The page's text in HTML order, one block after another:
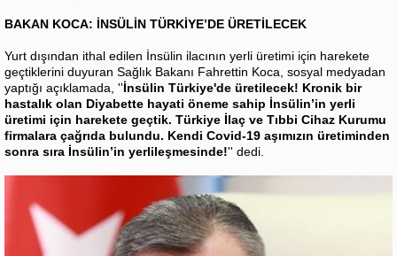
BAKAN KOCA: İNSÜLİN TÜRKİYE’DE ÜRETİLECEK
Yurt dışından ithal edilen İnsülin ilacının yerli üretimi için harekete
geçtiklerini duyuran Sağlık Bakanı Fahrettin Koca, sosyal medyadan
yaptığı açıklamada, ''İnsülin Türkiye'de üretilecek! Kronik bir
hastalık olan Diyabette hayati öneme sahip İnsülin’in yerli
üretimi için harekete geçtik. Türkiye İlaç ve Tıbbi Cihaz Kurumu
firmalara çağrıda bulundu. Kendi Covid-19 aşımızın üretiminden
sonra sıra İnsülin’in yerlileşmesinde!'' dedi.